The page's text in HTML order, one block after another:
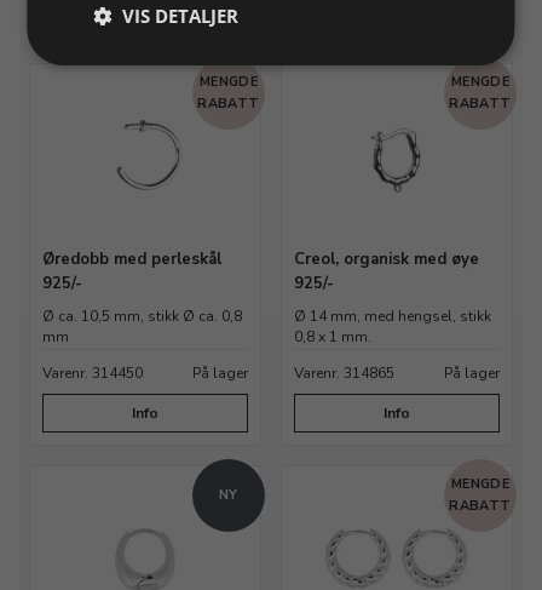
Info
MENGDE
RABATT
Øredobb med perleskål
925/-
Ø ca. 10,5 mm, stikk Ø ca. 0,8
mm
Varenr. 314450
På lager
Info
MENGDE
RABATT
Creol, organisk med øye
925/-
Ø 14 mm, med hengsel, stikk
0,8 x 1 mm.
Varenr. 314865
På lager
Info
NY
MENGDE
RABATT
VIS DETALJER